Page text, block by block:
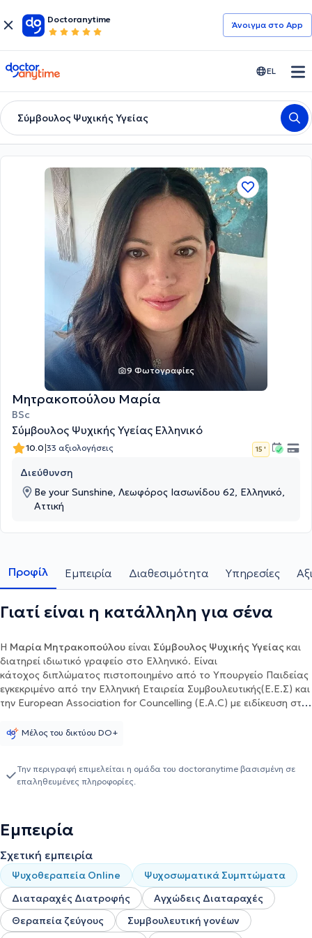
Doctoranytime
Άνοιγμα στο App
doctoranytime EL
Σύμβουλος Ψυχικής Υγείας
9 Φωτογραφίες
Μητρακοπούλου Μαρία
BSc
Σύμβουλος Ψυχικής Υγείας Ελληνικό
10.0|33 αξιολογήσεις 15 '
Διεύθυνση
Be your Sunshine, Λεωφόρος Ιασωνίδου 62, Ελληνικό,
Αττική
Προφίλ Εμπειρία Διαθεσιμότητα Υπηρεσίες
Γιατί είναι η κατάλληλη για σένα
Η Μαρία Μητρακοπούλου είναι Σύμβουλος Ψυχικής Υγείας και
διατηρεί ιδιωτικό γραφείο στο Ελληνικό. Είναι
κάτοχος διπλώματος πιστοποιημένο από το Υπουργείο Παιδείας
εγκεκριμένο από την Ελληνική Εταιρεία Συμβουλευτικής(Ε.Ε.Σ) και
την European Association for Councelling (E.A.C) με ειδίκευση στην
Συμπεριφοριστική, Gestalt και Ψυχοδυναμική). Επιπλέον, έχει
επιμόρφωσης εκπαιδευτικού προγράμματος στη
Μουσικοθεραπεία στο Εθνικό και Καποδιστριακό Πανεπιστήμιο
Θεραπεία: "Θεωρία και Κλινική Πράξη"(CBT) στο Εθνικό και
Καποδιστριακό Πανεπιστήμιο Αθηνών (ΕΚΠΑ). Στο πλαίσιο της
συνεχούς επαγγελματικής και προσωπικής της ανάπτυξης έχει
παρακολουθήσει και συνεχίζει να παρακολουθεί διάφορα
μετεκπαιδευτικά προγράμματα και πολυάριθμα σεμινάρια-
ημερίδες όπως για παράδειγμα ημερίδες της Ελληνικής
Εταιρείας Συμβουλευτικής, σεμινάρια όπως "Εξειδίκευση στις
Διαταραχές Άγχους- Κρίσεις Πανικού", "Αντιμετώπιση
Μέλος του δικτύου DO+
Την περιγραφή επιμελείται η ομάδα του doctoranytime βασισμένη σε
επαληθευμένες πληροφορίες.
Εμπειρία
Σχετική εμπειρία
Ψυχοθεραπεία Online
Ψυχοσωματικά Συμπτώματα
Διαταραχές Διατροφής
Αγχώδεις Διαταραχές
Θεραπεία ζεύγους
Συμβουλευτική γονέων